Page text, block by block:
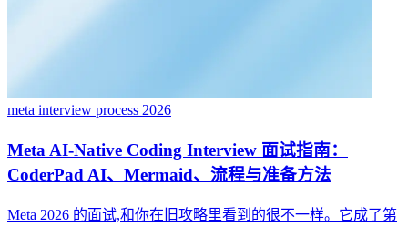
meta interview process 2026
Meta AI-Native Coding Interview 面试指南：
CoderPad AI、Mermaid、流程与准备方法
Meta 2026 的面试,和你在旧攻略里看到的很不一样。它成了第